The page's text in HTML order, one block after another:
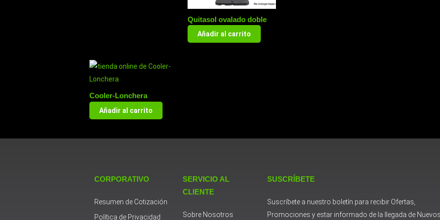
Quitasol ovalado doble
Añadir al carrito
Cooler-Lonchera
Añadir al carrito
CORPORATIVO
Resumen de Cotización
Política de Privacidad
SERVICIO AL
CLIENTE
Sobre Nosotros
SUSCRÍBETE
Suscríbete a nuestro boletín para recibir Ofertas,
Promociones y estar informado de la llegada de